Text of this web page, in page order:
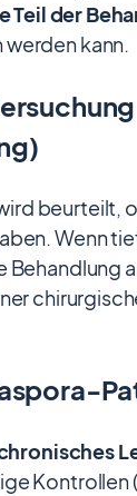
Teil der
kann.
beurteilt,
Wenn
Behandlung
Kontrollen